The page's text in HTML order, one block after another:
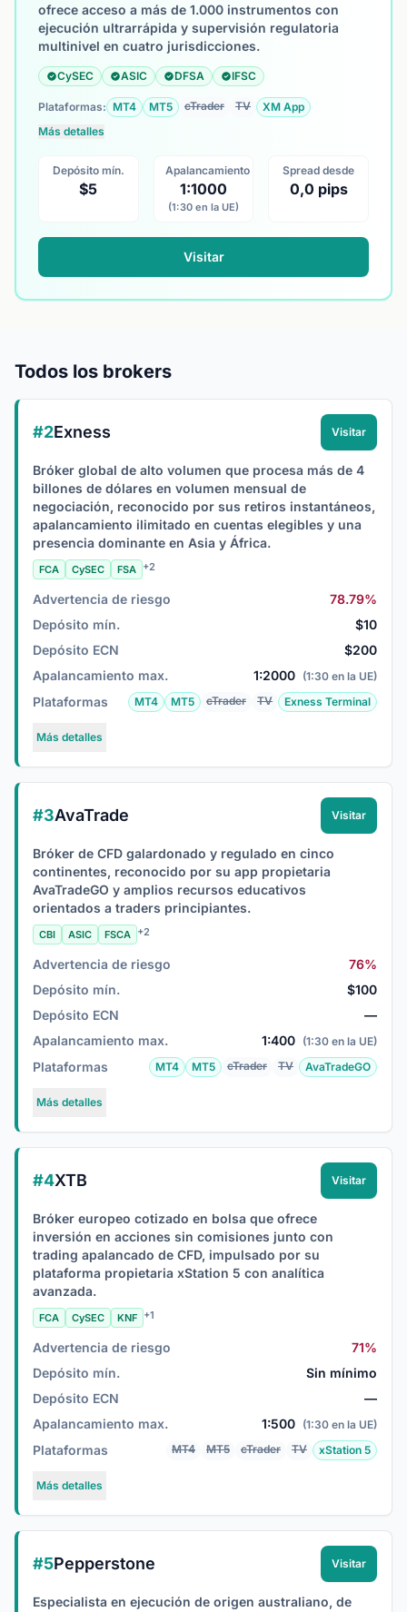
ofrece acceso a más de 1.000 instrumentos con
ejecución ultrarrápida y supervisión regulatoria
multinivel en cuatro jurisdicciones.
CySEC ASIC DFSA IFSC
Plataformas: MT4 MT5 cTrader TV
XM App
Más detalles
Depósito mín.
$5
Apalancamiento
1:1000
(1:30 en la UE)
Spread desde
0,0 pips
Visitar
Todos los brokers
#2Exness Visitar
Bróker global de alto volumen que procesa más de 4
billones de dólares en volumen mensual de
negociación, reconocido por sus retiros instantáneos,
apalancamiento ilimitado en cuentas elegibles y una
presencia dominante en Asia y África.
FCA CySEC FSA +2
Advertencia de riesgo
78.79%
Depósito mín.
$10
Depósito ECN
$200
Apalancamiento max.
1:2000 (1:30 en la UE)
Plataformas MT4 MT5 cTrader TV Exness Terminal
Más detalles
#3AvaTrade Visitar
Bróker de CFD galardonado y regulado en cinco
continentes, reconocido por su app propietaria
AvaTradeGO y amplios recursos educativos
orientados a traders principiantes.
CBI ASIC FSCA +2
Advertencia de riesgo
76%
Depósito mín.
$100
Depósito ECN
—
Apalancamiento max.
1:400 (1:30 en la UE)
Plataformas MT4 MT5 cTrader TV AvaTradeGO
Más detalles
#4XTB Visitar
Bróker europeo cotizado en bolsa que ofrece
inversión en acciones sin comisiones junto con
trading apalancado de CFD, impulsado por su
plataforma propietaria xStation 5 con analítica
avanzada.
FCA CySEC KNF +1
Advertencia de riesgo
71%
Depósito mín.
Sin mínimo
Depósito ECN
—
Apalancamiento max.
1:500 (1:30 en la UE)
Plataformas MT4 MT5 cTrader TV xStation 5
Más detalles
#5Pepperstone Visitar
Especialista en ejecución de origen australiano, de